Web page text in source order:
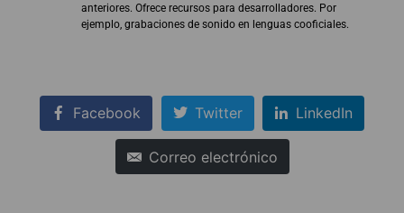
anteriores. Ofrece recursos para desarrolladores. Por
ejemplo, grabaciones de sonido en lenguas cooficiales.
Facebook Twitter LinkedIn
Correo electrónico